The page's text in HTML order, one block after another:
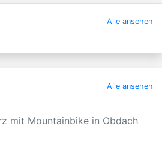
Alle ansehen
Alle ansehen
mit Mountainbike in Obdach